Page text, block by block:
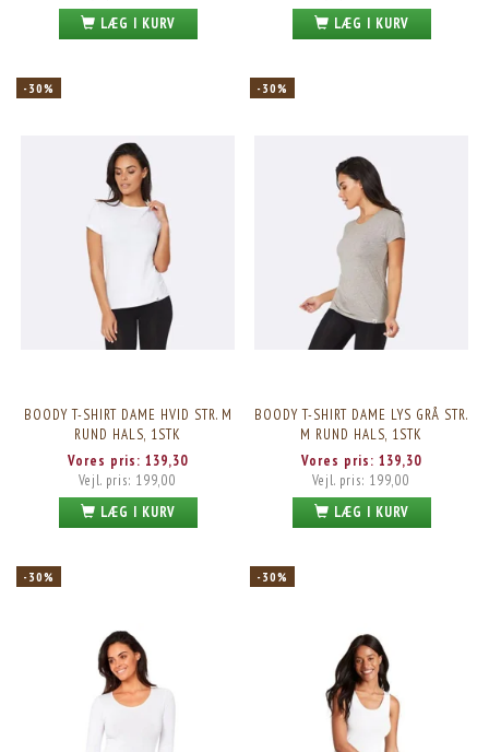
LÆG I KURV
LÆG I KURV
-30%
BOODY T-SHIRT DAME HVID STR. M
RUND HALS, 1STK
Vores pris: 139,30
Vejl. pris: 199,00
LÆG I KURV
-30%
BOODY T-SHIRT DAME LYS GRÅ STR.
M RUND HALS, 1STK
Vores pris: 139,30
Vejl. pris: 199,00
LÆG I KURV
-30% -30%